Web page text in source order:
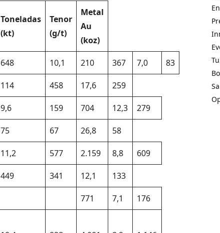
Toneladas
(kt)
Tenor
(g/t)
Metal
Au
(koz)
648 10,1 210 367 7,0 83
114 458 17,6 259
9,6 159 704 12,3 279
75 67 26,8 58
11,2 577 2.159 8,8 609
449 341 12,1 133
771 7,1 176